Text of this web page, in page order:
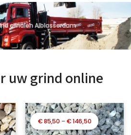
afhalen Alblasserdam
uw grind online
€85,50 –€146,50Prijsklasse:
€ 85,50